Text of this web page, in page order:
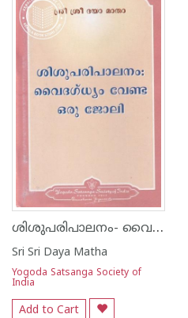
ശിശുപരിപാലനം- വൈദഗ്ധ്യം വേണ്ട ഒരു ജോലി
Sri Sri Daya Matha
Yogoda Satsanga Society of
India
Add to Cart